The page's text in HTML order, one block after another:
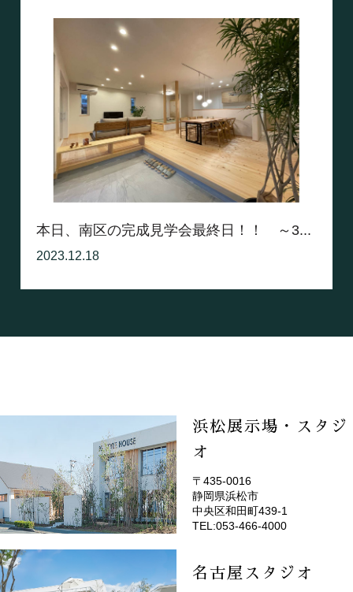
本日、南区の完成見学会最終日！！ ～3...
2023.12.18
浜松展示場・スタジ
オ
(EMOTOP浜松)
〒435-0016
静岡県浜松市
中央区和田町439-1
TEL:053-466-4000
名古屋スタジオ